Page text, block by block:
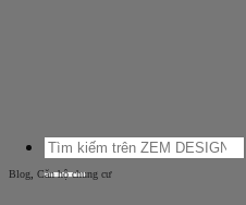
Tìm
kiếm:
Blog Căn hộ chung cư